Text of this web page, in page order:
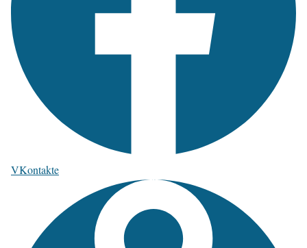
VKontakte